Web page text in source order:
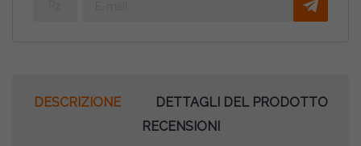
DESCRIZIONE
DETTAGLI DEL PRODOTTO
RECENSIONI